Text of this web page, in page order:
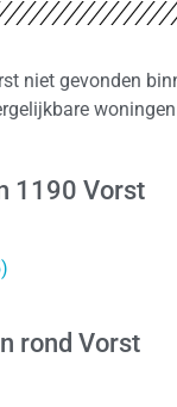
niet gevonden
1190 Vorst
rond Vorst